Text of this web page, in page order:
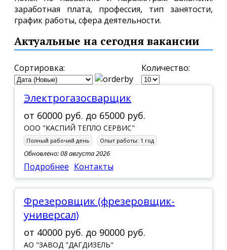
заработная плата, профессия, тип занятости,
график работы, сфера деятельности.
Актуальные на сегодня вакансии
Сортировка: Количество:
Электрогазосварщик
от 60000 руб. до 65000 руб.
ООО "КАСПИЙ ТЕПЛО СЕРВИС"
Полный рабочий день Опыт работы: 1 год
Обновлено: 08 августа 2026
Подробнее Контакты
Фрезеровщик (фрезеровщик-
универсал)
от 40000 руб. до 90000 руб.
АО "ЗАВОД "ДАГДИЗЕЛЬ"